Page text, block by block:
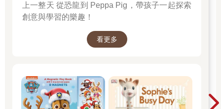
上一整天 從恐龍到 Peppa Pig，帶孩子一起探索
創意與學習的樂趣！
看更多